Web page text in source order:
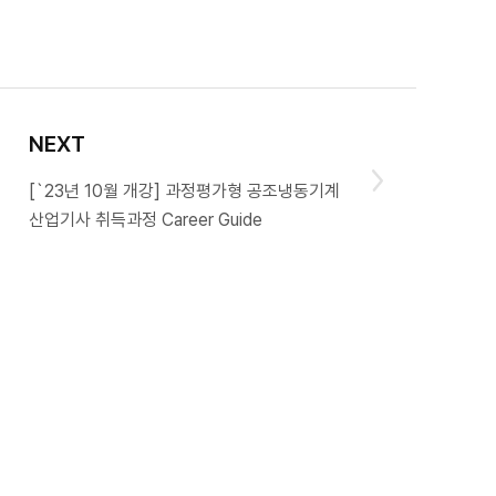
NEXT
[`23년 10월 개강] 과정평가형 공조냉동기계
산업기사 취득과정 Career Guide